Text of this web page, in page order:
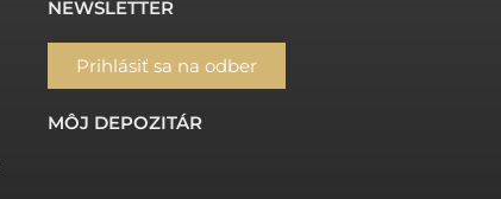
NEWSLETTER
Prihlásiť sa na odber
MÔJ DEPOZITÁR